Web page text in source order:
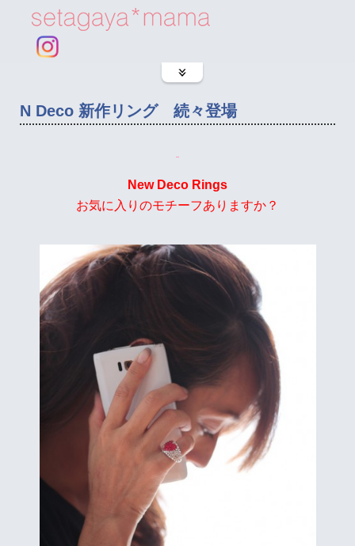
N Deco 新作リング 続々登場
New Deco Rings
お気に入りのモチーフありますか？